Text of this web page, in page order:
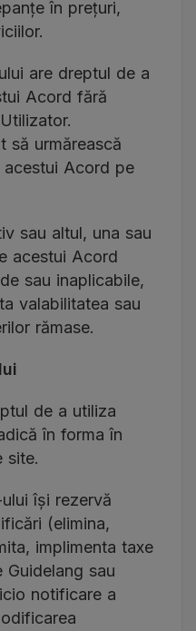
în prețuri,
are dreptul de a
Acord fără
să urmărească
Acord pe
sau altul, una sau
acestui Acord
sau inaplicabile,
valabilitatea sau
rămase.
de a utiliza
în forma în
site.
își rezervă
(elimina,
implimenta taxe
sau
notificare a